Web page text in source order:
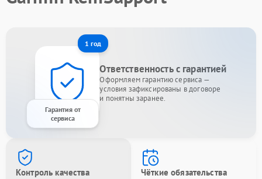
1 год
Гарантия от
сервиса
Ответственность с гарантией
Оформляем гарантию сервиса —
условия зафиксированы в договоре
и понятны заранее.
Контроль качества Чёткие обязательства